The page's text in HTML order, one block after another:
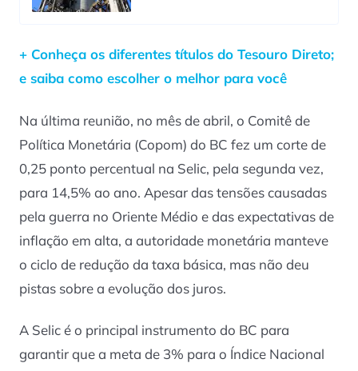
+ Conheça os diferentes títulos do Tesouro Direto;
e saiba como escolher o melhor para você
Na última reunião, no mês de abril, o Comitê de
Política Monetária (Copom) do BC fez um corte de
0,25 ponto percentual na Selic, pela segunda vez,
para 14,5% ao ano. Apesar das tensões causadas
pela guerra no Oriente Médio e das expectativas de
inflação em alta, a autoridade monetária manteve
o ciclo de redução da taxa básica, mas não deu
pistas sobre a evolução dos juros.
A Selic é o principal instrumento do BC para
garantir que a meta de 3% para o Índice Nacional